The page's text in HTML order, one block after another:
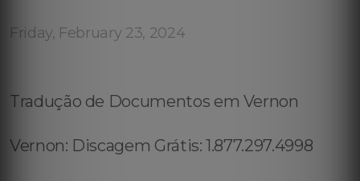
Friday, February 23, 2024
Tradução de Documentos em Vernon
Vernon: Discagem Grátis: 1.877.297.4998